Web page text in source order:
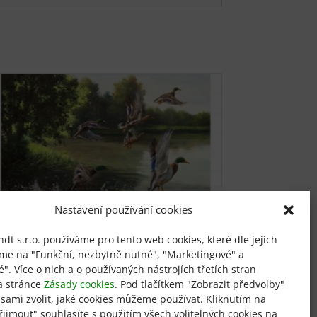
Nastavení používání cookies
s.r.o. používáme pro tento web cookies, které dle jejich
na "Funkční, nezbytně nutné", "Marketingové" a
Více o nich a o používaných nástrojích třetích stran
stránce Zásady cookies. Pod tlačítkem "Zobrazit předvolby"
zvolit, jaké cookies můžeme používat. Kliknutím na
souhlasíte s použitím všech volitelných cookies na
Vzlétající kachny
od850 Kč
Tento